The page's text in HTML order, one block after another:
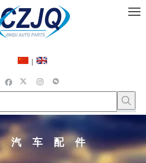
|
汽车配件